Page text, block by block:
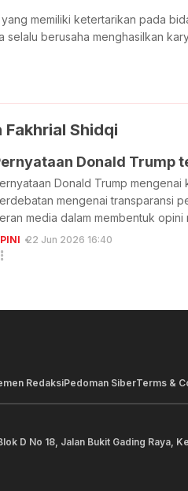
yang memiliki ketertarikan pada
selalu berusaha menghasilkan
Fakhrial Shidqi
Donald Trump
Donald Trump mengenai
mengenai transparansi
media dalam membentuk opini
22 Jun 2026 16:40
RedaksiPedoman SiberTerms &
D No 18, Jalan Bukit Gading Raya,